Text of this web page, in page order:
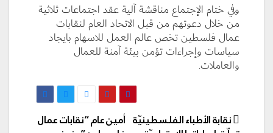
وفي ختام الإجتماع مناقشة آلية عقد اجتماعات ثلاثية
من خلال دعوتهم من قبل الاتحاد العام لنقابات
عمال فلسطين تخص عالم العمل للاسهام بايجاد
سياسات وإجراءات تؤمن بيئة آمنة للعمال
والعاملات.
تصفّح أمين عام “نقابات عمال نقابة الأطباء الفلسطينيّة